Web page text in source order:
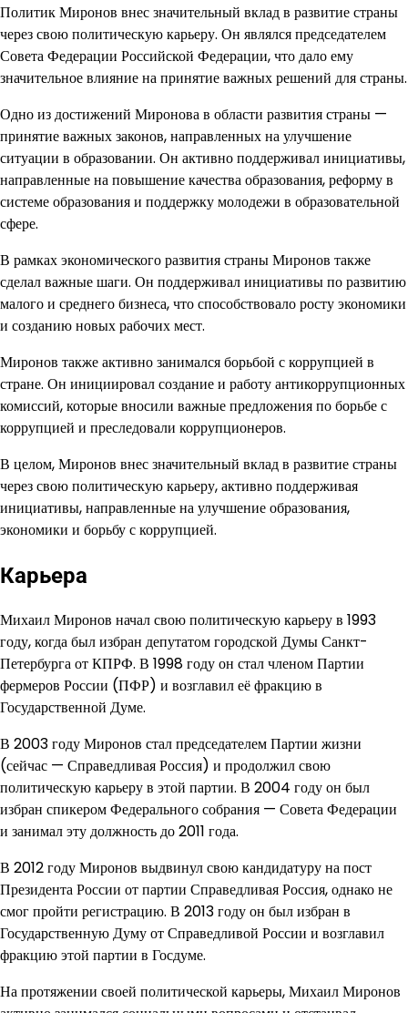
Политик Миронов внес значительный вклад в развитие страны
через свою политическую карьеру. Он являлся председателем
Совета Федерации Российской Федерации, что дало ему
значительное влияние на принятие важных решений для страны.
Одно из достижений Миронова в области развития страны —
принятие важных законов, направленных на улучшение
ситуации в образовании. Он активно поддерживал инициативы,
направленные на повышение качества образования, реформу в
системе образования и поддержку молодежи в образовательной
сфере.
В рамках экономического развития страны Миронов также
сделал важные шаги. Он поддерживал инициативы по развитию
малого и среднего бизнеса, что способствовало росту экономики
и созданию новых рабочих мест.
Миронов также активно занимался борьбой с коррупцией в
стране. Он инициировал создание и работу антикоррупционных
комиссий, которые вносили важные предложения по борьбе с
коррупцией и преследовали коррупционеров.
В целом, Миронов внес значительный вклад в развитие страны
через свою политическую карьеру, активно поддерживая
инициативы, направленные на улучшение образования,
экономики и борьбу с коррупцией.
Карьера
Михаил Миронов начал свою политическую карьеру в 1993
году, когда был избран депутатом городской Думы Санкт-
Петербурга от КПРФ. В 1998 году он стал членом Партии
фермеров России (ПФР) и возглавил её фракцию в
Государственной Думе.
В 2003 году Миронов стал председателем Партии жизни
(сейчас — Справедливая Россия) и продолжил свою
политическую карьеру в этой партии. В 2004 году он был
избран спикером Федерального собрания — Совета Федерации
и занимал эту должность до 2011 года.
В 2012 году Миронов выдвинул свою кандидатуру на пост
Президента России от партии Справедливая Россия, однако не
смог пройти регистрацию. В 2013 году он был избран в
Государственную Думу от Справедливой России и возглавил
фракцию этой партии в Госдуме.
На протяжении своей политической карьеры, Михаил Миронов